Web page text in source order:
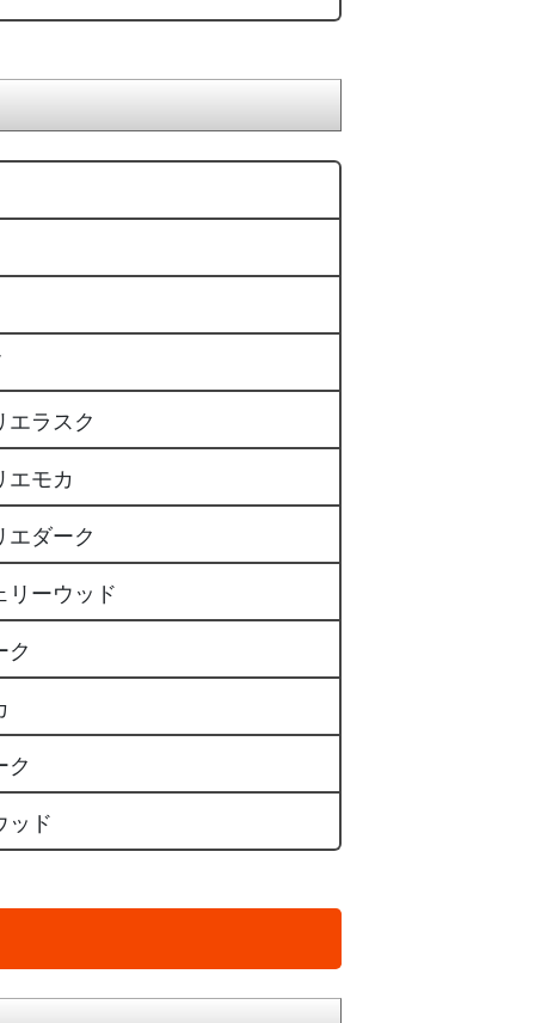
ラスク
エモカ
ダーク
リーウッド
ク
ク
ッド